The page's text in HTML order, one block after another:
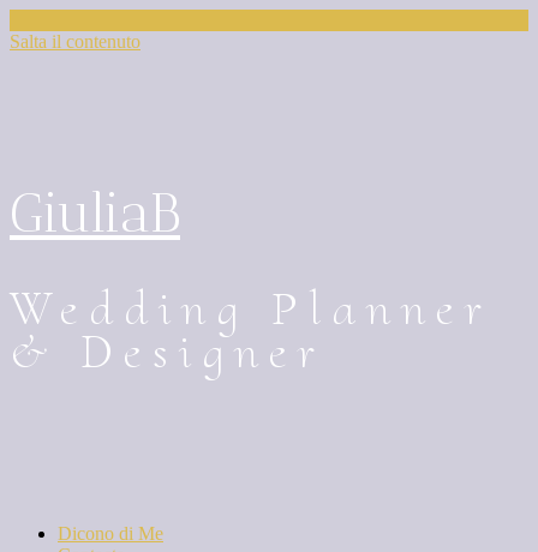
Salta il contenuto
GiuliaB
Wedding Planner
& Designer
Dicono di Me